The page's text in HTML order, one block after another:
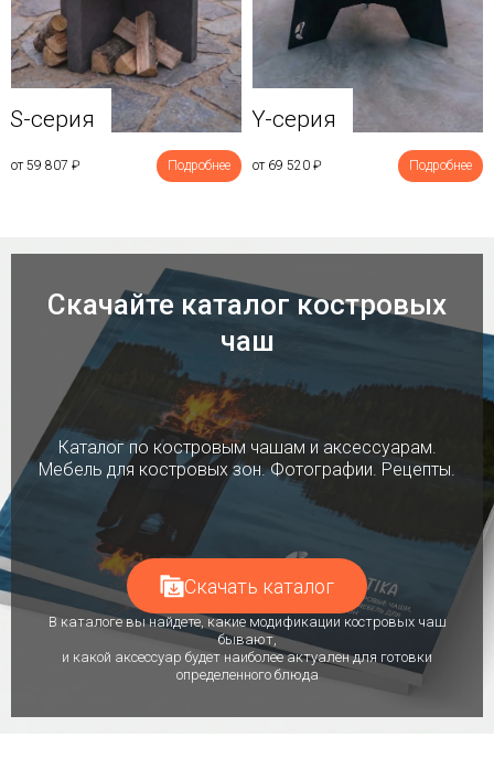
S-серия
от 59 807 ₽ Подробнее
Y-серия
от 69 520 ₽ Подробнее
Скачайте каталог костровых
чаш
Каталог по костровым чашам и аксессуарам.
Мебель для костровых зон. Фотографии. Рецепты.
Скачать каталог
В каталоге вы найдете, какие модификации костровых чаш
бывают,
и какой аксессуар будет наиболее актуален для готовки
определенного блюда